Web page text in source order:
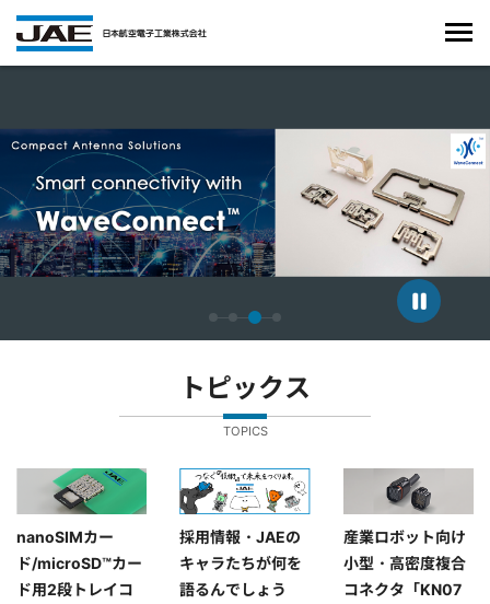
トピックス
TOPICS
nanoSIMカー
ド/microSD™カー
ド用2段トレイコ
採用情報・JAEの
キャラたちが何を
語るんでしょう
産業ロボット向け
小型・高密度複合
コネクタ「KN07